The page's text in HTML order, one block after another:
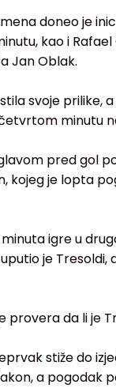
doneo je
kao i
Jan Oblak.
svoje prilike,
minutu
pred gol
kojeg je lopta
minuta igre u
je
provera da li je
stiže do
a pogodak